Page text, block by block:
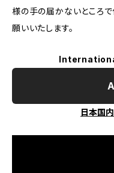
様の手の届かないところで
願いいたします。
日本国